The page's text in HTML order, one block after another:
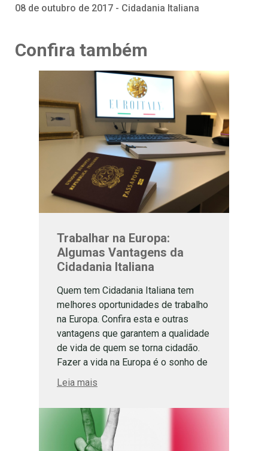
08 de outubro de 2017 - Cidadania Italiana
Confira também
Trabalhar na Europa:
Algumas Vantagens da
Cidadania Italiana
Quem tem Cidadania Italiana tem
melhores oportunidades de trabalho
na Europa. Confira esta e outras
vantagens que garantem a qualidade
de vida de quem se torna cidadão.
Fazer a vida na Europa é o sonho de
muitos brasileiros. Devido a
quantidade de pessoas com
descendência italiana no Brasil, a
Itália é um dos destinos favoritos.
Leia mais